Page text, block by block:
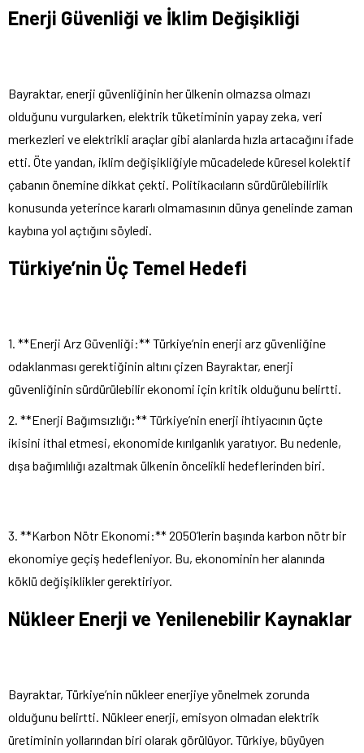
Enerji Güvenliği ve İklim Değişikliği
Bayraktar, enerji güvenliğinin her ülkenin olmazsa olmazı
olduğunu vurgularken, elektrik tüketiminin yapay zeka, veri
merkezleri ve elektrikli araçlar gibi alanlarda hızla artacağını ifade
etti. Öte yandan, iklim değişikliğiyle mücadelede küresel kolektif
çabanın önemine dikkat çekti. Politikacıların sürdürülebilirlik
konusunda yeterince kararlı olmamasının dünya genelinde zaman
kaybına yol açtığını söyledi.
Türkiye’nin Üç Temel Hedefi
1. **Enerji Arz Güvenliği:** Türkiye’nin enerji arz güvenliğine
odaklanması gerektiğinin altını çizen Bayraktar, enerji
güvenliğinin sürdürülebilir ekonomi için kritik olduğunu belirtti.
2. **Enerji Bağımsızlığı:** Türkiye’nin enerji ihtiyacının üçte
ikisini ithal etmesi, ekonomide kırılganlık yaratıyor. Bu nedenle,
dışa bağımlılığı azaltmak ülkenin öncelikli hedeflerinden biri.
3. **Karbon Nötr Ekonomi:** 2050’lerin başında karbon nötr bir
ekonomiye geçiş hedefleniyor. Bu, ekonominin her alanında
köklü değişiklikler gerektiriyor.
Nükleer Enerji ve Yenilenebilir Kaynaklar
Bayraktar, Türkiye’nin nükleer enerjiye yönelmek zorunda
olduğunu belirtti. Nükleer enerji, emisyon olmadan elektrik
üretiminin yollarından biri olarak görülüyor. Türkiye, büyüyen